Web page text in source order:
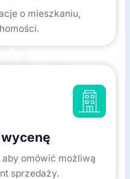
o mieszkaniu,
aby omówić możliwą
sprzedaży.